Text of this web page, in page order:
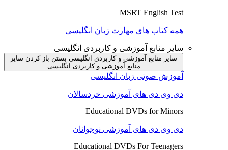
MSRT English Test
همه کتاب های مهارت زبان انگلیسی
سایر منابع آموزشی و کاربردی انگلیسی
سایر منابع آموزشی و کاربردی انگلیسی بستن باز کردن سایر
منابع آموزشی و کاربردی انگلیسی
آموزش صوتی زبان انگلیسی
دی وی دی های آموزشی خردسالان
Educational DVDs for Minors
دی وی دی های آموزشی نوجوانان
Educational DVDs For Teenagers